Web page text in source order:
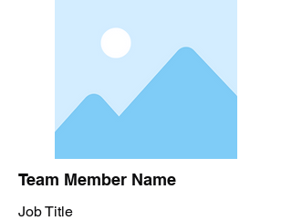
Team Member Name
Job Title